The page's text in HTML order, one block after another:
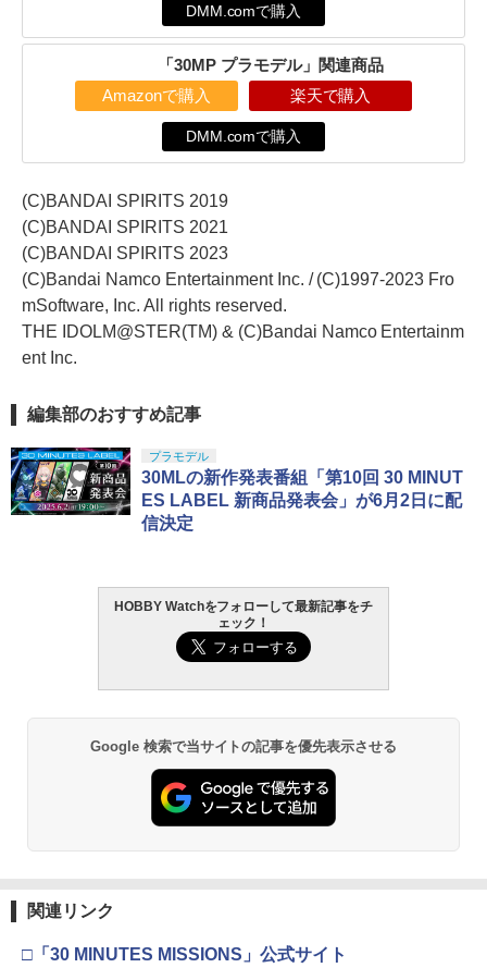
DMM.comで購入
「30MP プラモデル」関連商品
Amazonで購入 楽天で購入
DMM.comで購入
(C)BANDAI SPIRITS 2019
(C)BANDAI SPIRITS 2021
(C)BANDAI SPIRITS 2023
(C)Bandai Namco Entertainment Inc. / (C)1997-2023 Fro
mSoftware, Inc. All rights reserved.
THE IDOLM@STER(TM) & (C)Bandai Namco Entertainm
ent Inc.
編集部のおすすめ記事
プラモデル
30MLの新作発表番組「第10回 30 MINUT
ES LABEL 新商品発表会」が6月2日に配
信決定
HOBBY Watchをフォローして最新記事をチ
ェック！
Google 検索で当サイトの記事を優先表示させる
関連リンク
□「30 MINUTES MISSIONS」公式サイト